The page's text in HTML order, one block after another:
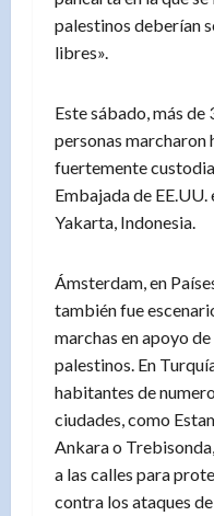
palestinos deberían
libres».
Este sábado, más de
personas marcharon
fuertemente
Embajada de EE.UU.
Yakarta, Indonesia.
Ámsterdam, en
también fue
marchas en apoyo de
palestinos. En
habitantes de
ciudades, como
Ankara o
a las calles para
contra los ataques